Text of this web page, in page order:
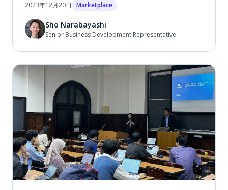
2023年12月20日 Marketplace
Sho Narabayashi
Senior Business Development Representative